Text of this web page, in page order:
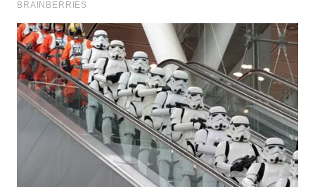
WN
CIANJUR
WN
KEPULAUAN
SERIBU